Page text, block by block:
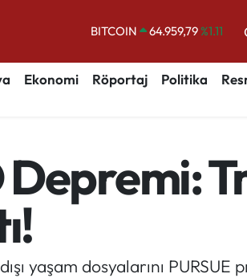
BITCOIN 64.959,79%1.11
DOLAR
47,7436%0.18
EURO
55,2510 %0.32
BİST100
13.779%-14
Ekonomi Röportaj Politika
Depremi:
yaşam dosyalarını PURSUE